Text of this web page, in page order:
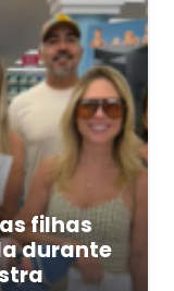
filhas
durante